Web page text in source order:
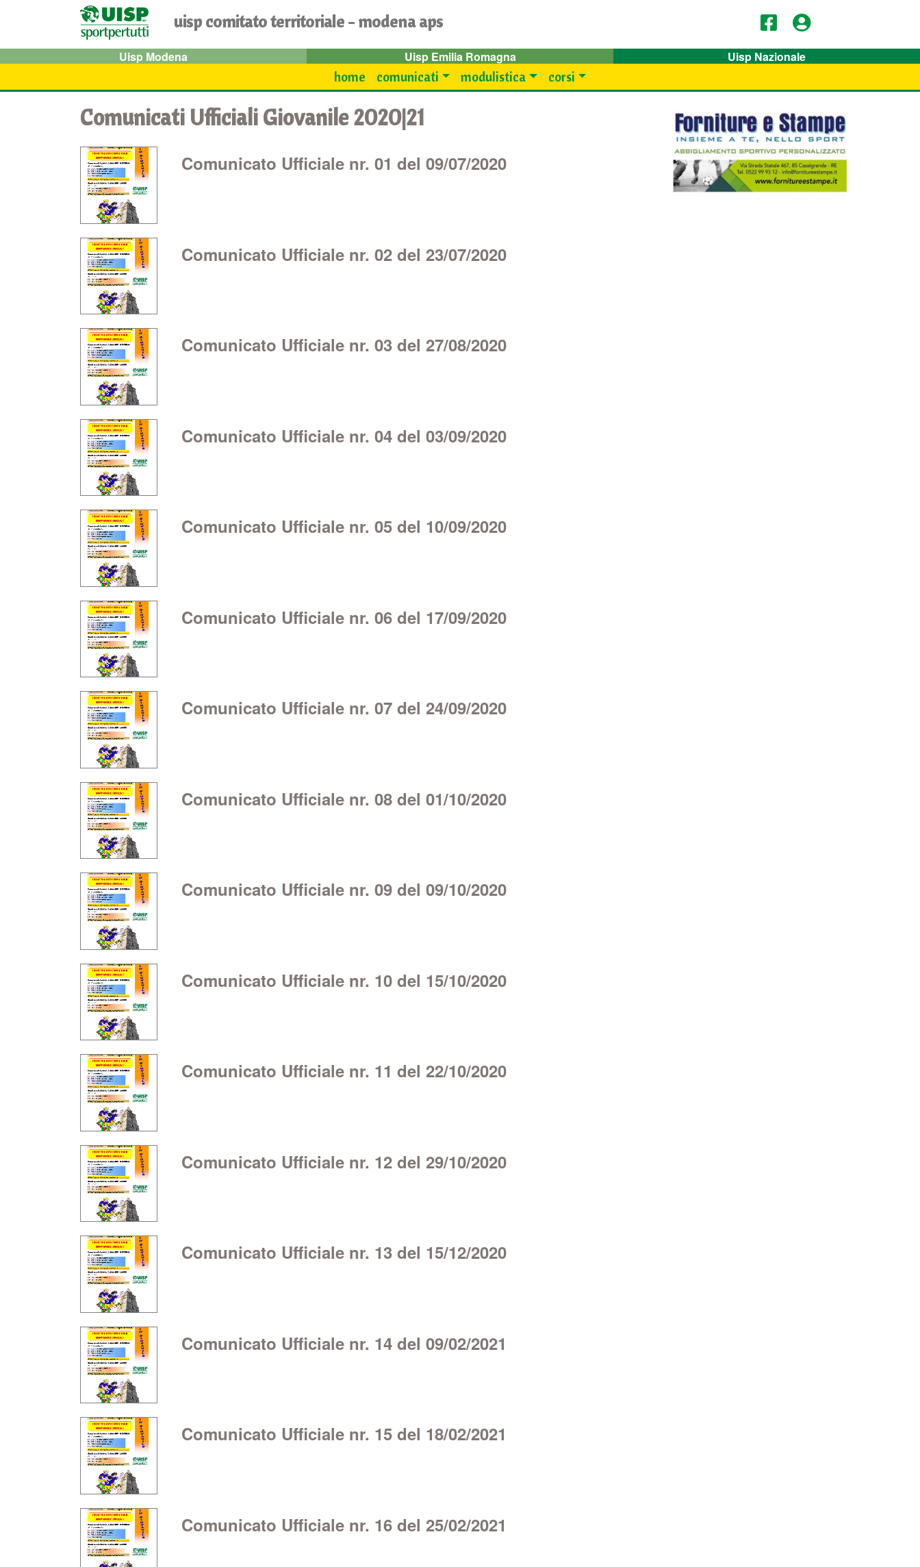
uisp comitato territoriale - modena aps
Uisp Modena Uisp Emilia Romagna Uisp Nazionale
home comunicati modulistica corsi
Comunicati Ufficiali Giovanile 2020|21
Comunicato Ufficiale nr. 01 del 09/07/2020
Comunicato Ufficiale nr. 02 del 23/07/2020
Comunicato Ufficiale nr. 03 del 27/08/2020
Comunicato Ufficiale nr. 04 del 03/09/2020
Comunicato Ufficiale nr. 05 del 10/09/2020
Comunicato Ufficiale nr. 06 del 17/09/2020
Comunicato Ufficiale nr. 07 del 24/09/2020
Comunicato Ufficiale nr. 08 del 01/10/2020
Comunicato Ufficiale nr. 09 del 09/10/2020
Comunicato Ufficiale nr. 10 del 15/10/2020
Comunicato Ufficiale nr. 11 del 22/10/2020
Comunicato Ufficiale nr. 12 del 29/10/2020
Comunicato Ufficiale nr. 13 del 15/12/2020
Comunicato Ufficiale nr. 14 del 09/02/2021
Comunicato Ufficiale nr. 15 del 18/02/2021
Comunicato Ufficiale nr. 16 del 25/02/2021